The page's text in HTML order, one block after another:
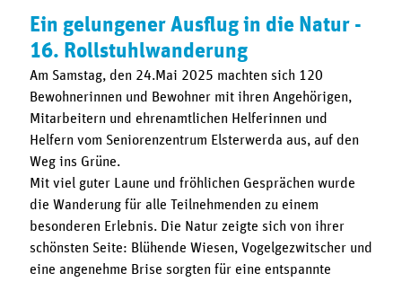
Ein gelungener Ausflug in die Natur -
16. Rollstuhlwanderung
Am Samstag, den 24.Mai 2025 machten sich 120
Bewohnerinnen und Bewohner mit ihren Angehörigen,
Mitarbeitern und ehrenamtlichen Helferinnen und
Helfern vom Seniorenzentrum Elsterwerda aus, auf den
Weg ins Grüne.
Mit viel guter Laune und fröhlichen Gesprächen wurde
die Wanderung für alle Teilnehmenden zu einem
besonderen Erlebnis. Die Natur zeigte sich von ihrer
schönsten Seite: Blühende Wiesen, Vogelgezwitscher und
eine angenehme Brise sorgten für eine entspannte